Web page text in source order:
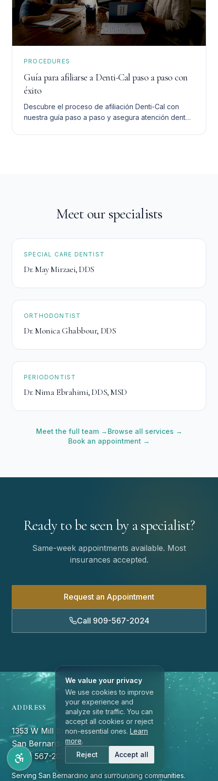
PROCEDURES
Guía para afiliarse a Denti-Cal paso a paso con
éxito
Descubre el proceso de afiliación Denti-Cal con
nuestra guía paso a paso y asegura atención dental
Meet our specialists
SPECIAL CARE DENTIST
Dr. May Mirzaei,DDS
ORTHODONTIST
Dr. Monica Ghabbour, DDS
PERIODONTIST
Dr. Nima Ebrahimi,DDS, MSD
Meet the full team → Browse all services →
Book an appointment →
Ready to be seen by a specialist?
Same-week appointments available. Most
insurances accepted.
Request an Appointment
Call 909-567-2024
ADDRESS
1353 W Mill St, Suite 114
San Bernardino, CA 92410
(909) 567-2024
Serving San Bernardino and surrounding communities.
We value your privacy
We use cookies to improve
your experience and
analyze site traffic. You can
accept all cookies or reject
non-essential ones. Learn
more.
Reject
Accept all